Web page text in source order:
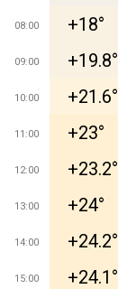
08:00 +18°
09:00 +19.8°
10:00 +21.6°
11:00 +23°
12:00 +23.2°
13:00 +24°
14:00 +24.2°
15:00 +24.1°